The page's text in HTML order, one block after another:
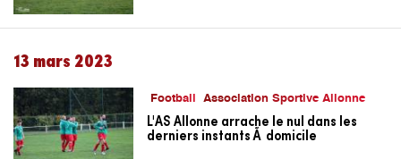
13 mars 2023
Football Association Sportive Allonne
L'AS Allonne arrache le nul dans les
derniers instants Ã domicile